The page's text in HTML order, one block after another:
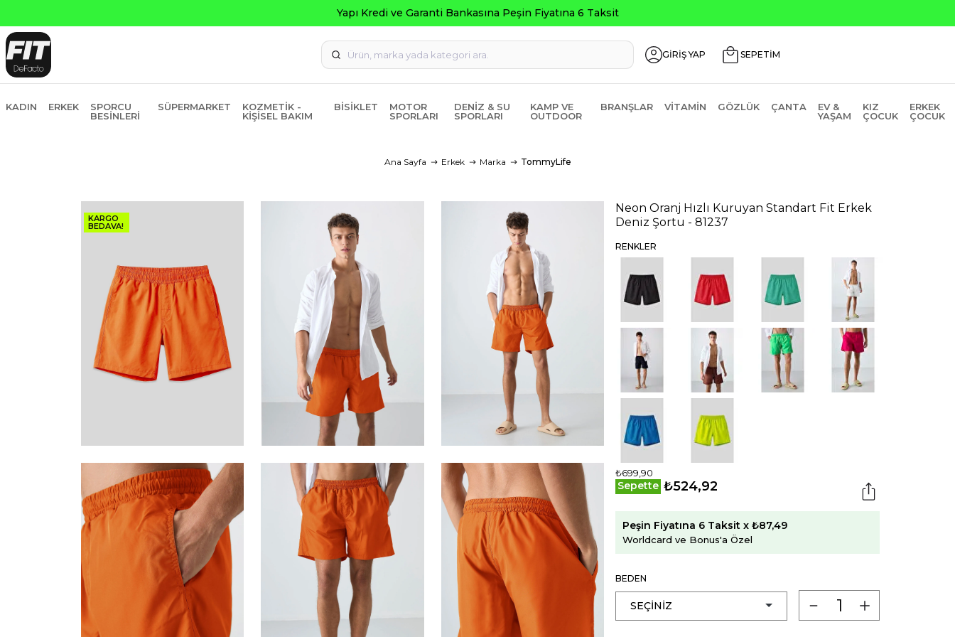
GİRİŞ YAP SEPETİM
KADIN ERKEK
SPORCU
BESINLERI
SÜPERMARKET
KOZMETIK -
KIŞISEL BAKIM
BISIKLET
MOTOR
SPORLARI
DENIZ & SU
SPORLARI
KAMP VE
OUTDOOR
BRANŞLAR VITAMIN GÖZLÜK ÇANTA
EV &
YAŞAM
KIZ
ÇOCUK
ERKEK
ÇOCUK
Ana Sayfa Erkek Marka TommyLife
KARGO
BEDAVA!
Neon Oranj Hızlı Kuruyan Standart Fit Erkek
Deniz Şortu - 81237
RENKLER
₺699,90
Sepette ₺524,92
Peşin Fiyatına 6 Taksit x ₺87,49
Worldcard ve Bonus'a Özel
BEDEN